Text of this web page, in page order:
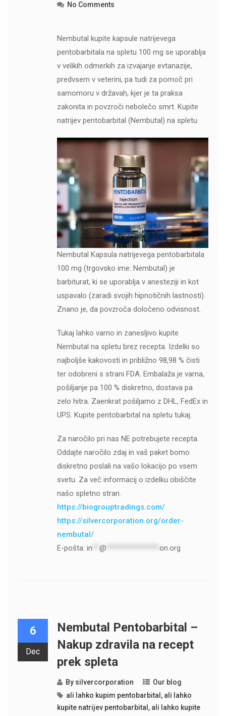
No Comments
Nembutal kupite kapsule natrijevega
pentobarbitala na spletu 100 mg se uporablja
v velikih odmerkih za izvajanje evtanazije,
predvsem v veterini, pa tudi za pomoč pri
samomoru v državah, kjer je ta praksa
zakonita in povzroči nebolečo smrt. Kupite
natrijev pentobarbital (Nembutal) na spletu
Nembutal Kapsula natrijevega pentobarbitala
100 mg (trgovsko ime: Nembutal) je
barbiturat, ki se uporablja v anesteziji in kot
uspavalo (zaradi svojih hipnotičnih lastnosti).
Znano je, da povzroča določeno odvisnost.
Tukaj lahko varno in zanesljivo kupite
Nembutal na spletu brez recepta. Izdelki so
najboljše kakovosti in približno 98,98 % čisti
ter odobreni s strani FDA. Embalaža je varna,
pošiljanje pa 100 % diskretno, dostava pa
zelo hitra. Zaenkrat pošiljamo z DHL, FedEx in
UPS. Kupite pentobarbital na spletu tukaj.
Za naročilo pri nas NE potrebujete recepta.
Oddajte naročilo zdaj in vaš paket bomo
diskretno poslali na vašo lokacijo po vsem
svetu. Za več informacij o izdelku obiščite
našo spletno stran.
https://biogrouptradings.com/
https://silvercorporation.org/order-
nembutal/
E-pošta: in @ on.org
6
Dec
Nembutal Pentobarbital –
Nakup zdravila na recept
prek spleta
By silvercorporation
Our blog
ali lahko kupim pentobarbital , ali lahko
kupite natrijev pentobarbital , ali lahko kupite